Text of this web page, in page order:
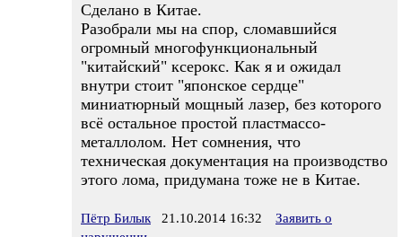
Сделано в Китае.
Разобрали мы на спор, сломавшийся
огромный многофункциональный
"китайский" ксерокс. Как я и ожидал
внутри стоит "японское сердце"
миниатюрный мощный лазер, без которого
всё остальное простой пластмассо-
металлолом. Нет сомнения, что
техническая документация на производство
этого лома, придумана тоже не в Китае.
Пётр Билык 21.10.2014 16:32
Заявить о